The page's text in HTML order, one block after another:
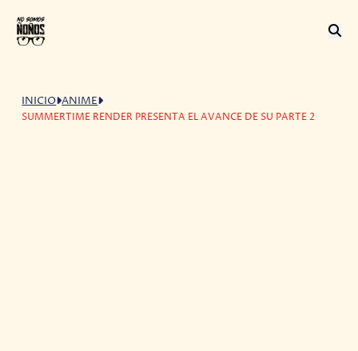
INICIO ANIME
SUMMERTIME RENDER PRESENTA EL AVANCE DE SU PARTE 2